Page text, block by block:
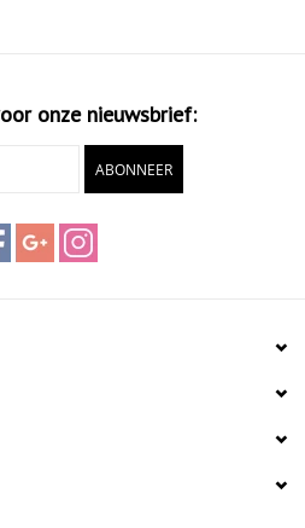
onze nieuwsbrief:
ABONNEER